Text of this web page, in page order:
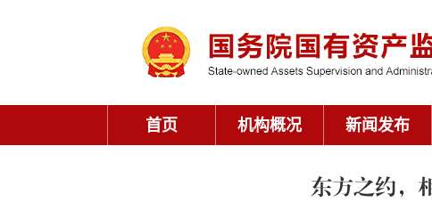
首页 机构概况 新闻发布
东方之约，